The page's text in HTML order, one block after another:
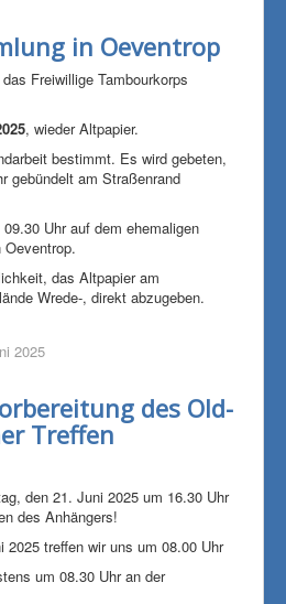
in Oeventrop
Freiwillige Tambourkorps
, wieder Altpapier.
bestimmt. Es wird gebeten,
gebündelt am Straßenrand
Uhr auf dem ehemaligen
Oeventrop.
das Altpapier am
Wrede-, direkt abzugeben.
2025
des Old-
Treffen
den 21. Juni 2025 um 16.30 Uhr
des Anhängers!
treffen wir uns um 08.00 Uhr
um 08.30 Uhr an der